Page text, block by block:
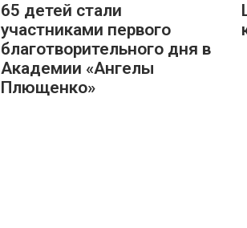
65 детей стали
участниками первого
благотворительного дня в
Академии «Ангелы
Плющенко»